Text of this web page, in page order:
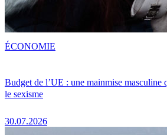
Budget de l’UE : une mainmise
le sexisme
30.07.2026
ÉCONOMIE